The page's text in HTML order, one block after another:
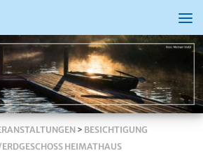
> BESICHTIGUNG
HEIMATHAUS